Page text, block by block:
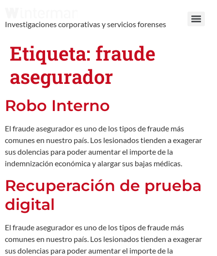
Investigaciones corporativas y servicios forenses
Etiqueta: fraude
asegurador
Robo Interno
El fraude asegurador es uno de los tipos de fraude más
comunes en nuestro país. Los lesionados tienden a exagerar
sus dolencias para poder aumentar el importe de la
indemnización económica y alargar sus bajas médicas.
Recuperación de prueba
digital
El fraude asegurador es uno de los tipos de fraude más
comunes en nuestro país. Los lesionados tienden a exagerar
sus dolencias para poder aumentar el importe de la